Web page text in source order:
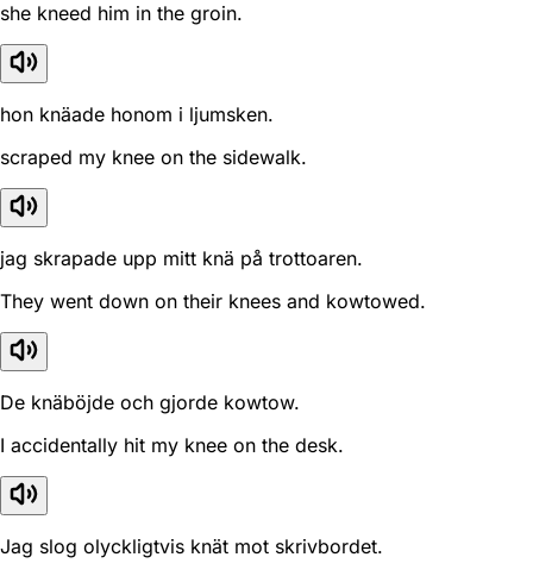
she kneed him in the groin.
hon knäade honom i ljumsken.
scraped my knee on the sidewalk.
jag skrapade upp mitt knä på trottoaren.
They went down on their knees and kowtowed.
De knäböjde och gjorde kowtow.
I accidentally hit my knee on the desk.
Jag slog olyckligtvis knät mot skrivbordet.